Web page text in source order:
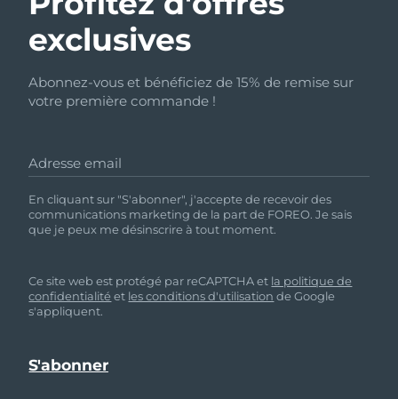
exclusives
Abonnez-vous et bénéficiez de 15% de remise sur
votre première commande !
Adresse email
En cliquant sur "S'abonner", j'accepte de recevoir des
communications marketing de la part de FOREO. Je sais
que je peux me désinscrire à tout moment.
Ce site web est protégé par reCAPTCHA et la politique de
confidentialité et les conditions d'utilisation de Google
s'appliquent.